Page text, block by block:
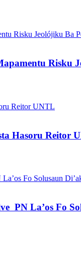
Risku
Hasoru Reitor
PN La’os Fo